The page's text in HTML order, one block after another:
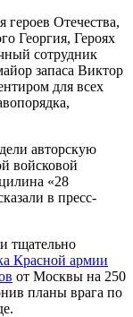
Отечества,
Георгия, Героях
сотрудник
запаса Виктор
для всех
авторскую
войсковой
«28
в пресс-
тщательно
Красной армии
от Москвы на 250
планы врага по